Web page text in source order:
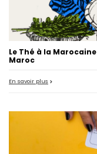
Le Thé à la
Maroc
En savoir plus